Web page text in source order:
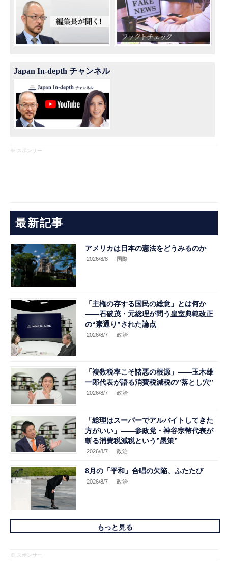
Japan In-depth チャンネル
※ スポンサー
最新記事
アメリカは日本の憲法をどうみるのか
2026/8/8 .国際
「主権の存する国民の総意」とは何か
――石破茂・元総理が問う皇室典範改正
の“素通り”された論点
2026/8/7 .政治
「複数税率こそ諸悪の根源」――玉木雄
一郎代表が語る消費税減税の”落とし穴”
2026/8/7 .政治
「総理はスーパーでアルバイトしてきた
方がいい」――参政党・神谷宗幣代表が
斬る消費税減税という”愚策”
2026/8/7 .政治
8月の「平和」合唱の欠陥、ふたたび
2026/8/7 .政治
もっと見る
※ スポンサー